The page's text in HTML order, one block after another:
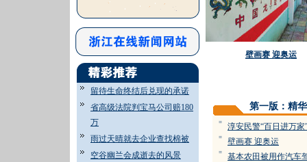
留待生命终结后兑现的承诺
省高级法院判宝马公司赔180
万
雨过天晴就去企业查找棉被
空谷幽兰会成逝去的风景
壁画赛 迎奥运
第一版：精
= 淳安民警“百日进万家
= 壁画赛 迎奥运
= 基本农田被用作汽车